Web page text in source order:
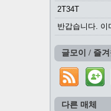
2T34T
글모이 / 즐겨
다른 매체